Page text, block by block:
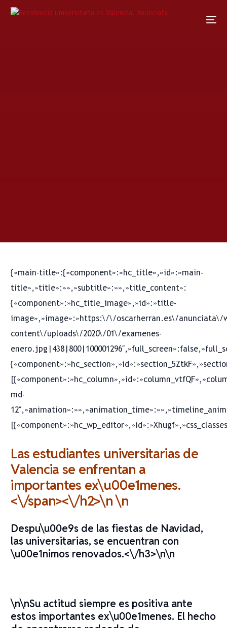
{«main-title»:{«component»:»hc_title»,»id»:»main-
title»,»title»:»»,»subtitle»:»»,»title_content»:
{«component»:»hc_title_image»,»id»:»title-
image»,»image»:»https:\/\/oscarherran.es\/anunciata\/
content\/uploads\/2020\/01\/examenes-
md-
Las estudiantes universitarias de
Valencia se enfrentan a
importantes ex\u00e1menes.
<\/span><\/h2>\n \n
Despu\u00e9s de las fiestas de Navidad,
las universitarias, se encuentran con
\u00e1nimos renovados.<\/h3>\n\n
\n\nSu actitud siempre es positiva ante
estos importantes ex\u00e1menes. El hecho